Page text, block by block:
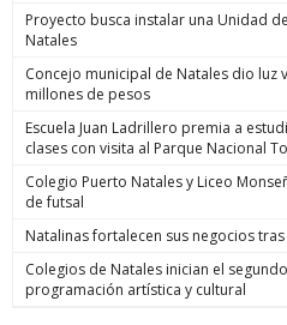
Proyecto busca instalar una Unidad
Natales
Concejo municipal de Natales dio
millones de pesos
Escuela Juan Ladrillero premia a
clases con visita al Parque Nacional
Colegio Puerto Natales y Liceo
de futsal
Natalinas fortalecen sus negocios
Colegios de Natales inician el
programación artística y cultural